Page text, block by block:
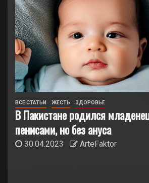
ВСЕ СТАТЬИ ЖЕСТЬ ЗДОРОВЬЕ
В Пакистане родился
пенисами, но без ануса
30.04.2023 ArteFaktor